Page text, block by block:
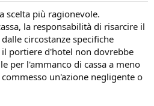
o un sindacato. Può essere molto
e consigli su questioni relative al tuo
e gli aumenti di stipendio.
a capire meglio il tuo contratto
alberghiero, e a comprendere i tuoi
nella presentazione di una
di un reclamo presso il tuo datore di
scelta più ragionevole.
la responsabilità di risarcire il
circostanze specifiche
portiere d'hotel non dovrebbe
per l'ammanco di cassa a meno
un'azione negligente o